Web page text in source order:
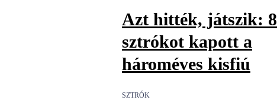
Azt hitték, játszik: 8
sztrókot kapott a
hároméves kisfiú
SZTRÓK